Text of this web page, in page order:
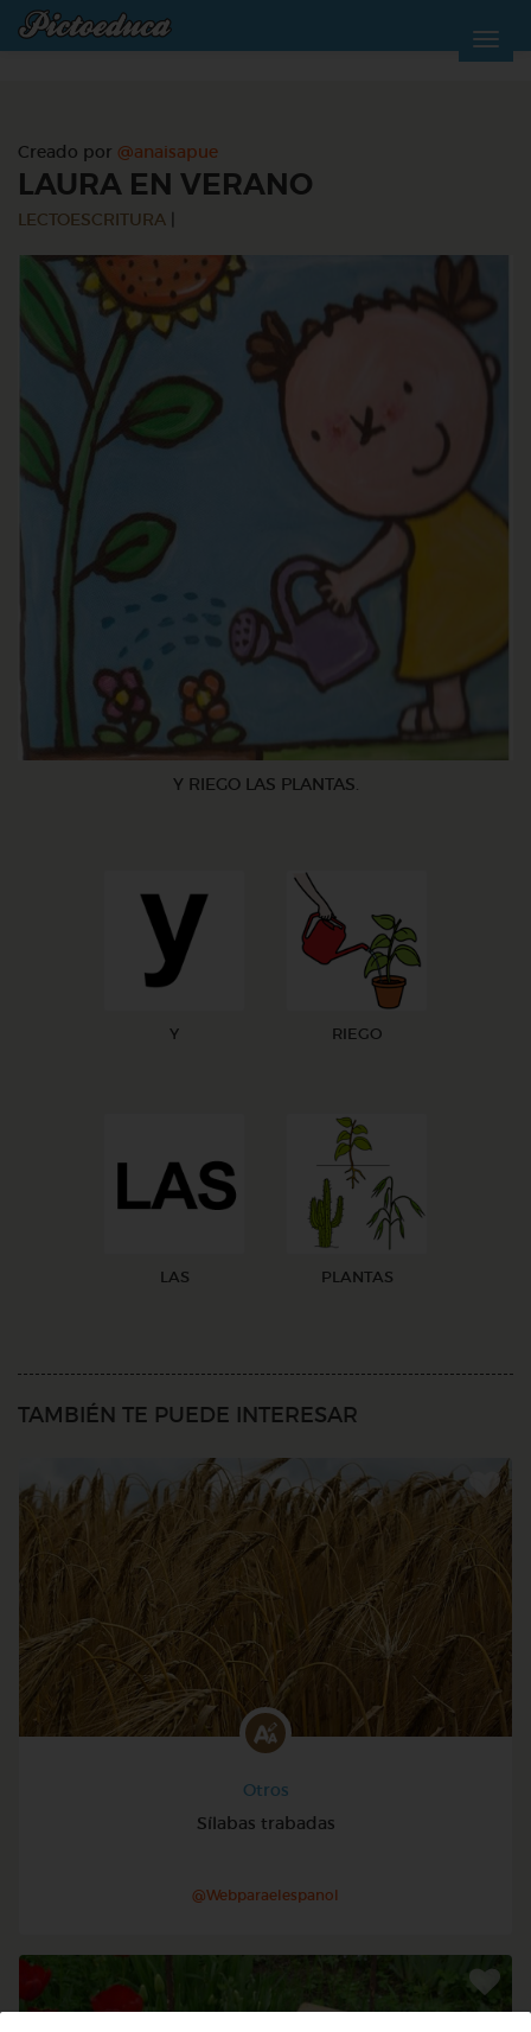
Creado por @anaisapue
LAURA EN VERANO
LECTOESCRITURA
Y RIEGO LAS PLANTAS.
Y RIEGO
LAS PLANTAS
TAMBIÉN TE PUEDE INTERESAR
Otros
Sílabas trabadas
@Webparaelespanol